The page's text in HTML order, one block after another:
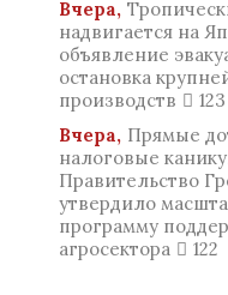
Вчера,
надвигается на
объявление
остановка
производств
123
Вчера, Прямые
налоговые
Правительство
утвердило
программу
агросектора
122